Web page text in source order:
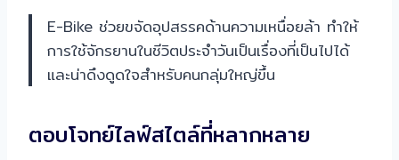
E-Bike ช่วยขจัดอุปสรรคด้านความเหนื่อยล้า ทำให้
การใช้จักรยานในชีวิตประจำวันเป็นเรื่องที่เป็นไปได้
และน่าดึงดูดใจสำหรับคนกลุ่มใหญ่ขึ้น
ตอบโจทย์ไลฟ์สไตล์ที่หลากหลาย